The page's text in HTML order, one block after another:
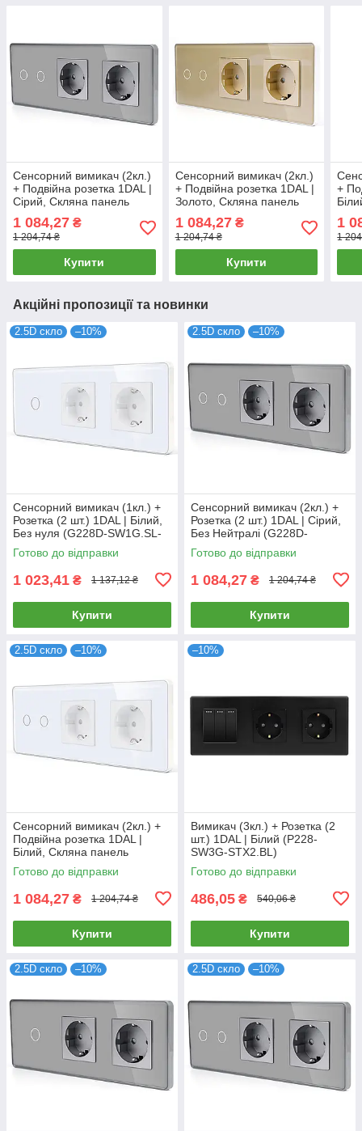
Сенсорний вимикач (2кл.)
+ Подвійна розетка 1DAL |
Сірий, Скляна панель
1 084,27 ₴
1 204,74 ₴
Купити
Сенсорний вимикач (2кл.)
+ Подвійна розетка 1DAL |
Золото, Скляна панель
1 084,27₴
1 204,74 ₴
Купити
+
1
1
Акційні пропозиції та новинки
2.5D скло –10%
Сенсорний вимикач (1кл.) +
Розетка (2 шт.) 1DAL | Білий,
Без нуля (G228D-SW1G.SL-
STX2.WT)
Готово до відправки
1 023,41 ₴ 1 137,12 ₴
Купити
2.5D скло –10%
Сенсорний вимикач (2кл.) +
Розетка (2 шт.) 1DAL | Сірий,
Без Нейтралі (G228D-
SW2G.SL-STX2.GR)
Готово до відправки
1 084,27 ₴ 1 204,74 ₴
Купити
2.5D скло –10%
Сенсорний вимикач (2кл.) +
Подвійна розетка 1DAL |
Білий, Скляна панель
(G228D-SW2G-STX2.WT)
Готово до відправки
1 084,27 ₴ 1 204,74 ₴
Купити
–10%
Вимикач (3кл.) + Розетка (2
шт.) 1DAL | Білий (P228-
SW3G-STX2.BL)
Готово до відправки
486,05 ₴ 540,06 ₴
Купити
2.5D скло –10% 2.5D скло –10%